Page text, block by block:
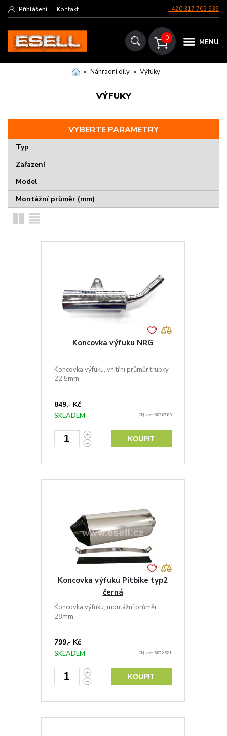
+420 317 705 539
Přihlášení | Kontakt
MENU
0
Náhradní díly Výfuky
VÝFUKY
VYBERTE PARAMETRY
Typ
Zařazení
Model
Montážní průměr (mm)
Koncovka výfuku NRG
Koncovka výfuku, vnitřní průměr trubky
22,5mm
849,- Kč
SKLADEM Obj. kód: 5030789
KOUPIT
Koncovka výfuku Pitbike typ2
černá
Koncovka výfuku, montážní průměr
28mm
799,- Kč
SKLADEM Obj. kód: 5032621
KOUPIT